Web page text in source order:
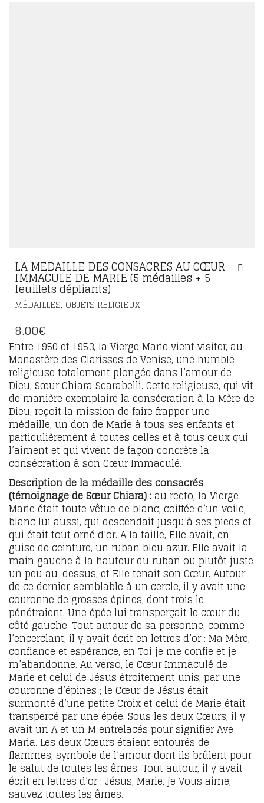
LA MEDAILLE DES CONSACRES AU CŒUR
IMMACULE DE MARIE (5 médailles + 5
feuillets dépliants)
MÉDAILLES, OBJETS RELIGIEUX
8.00€
Entre 1950 et 1953, la Vierge Marie vient visiter, au
Monastère des Clarisses de Venise, une humble
religieuse totalement plongée dans l’amour de
Dieu, Sœur Chiara Scarabelli. Cette religieuse, qui vit
de manière exemplaire la consécration à la Mère de
Dieu, reçoit la mission de faire frapper une
médaille, un don de Marie à tous ses enfants et
particulièrement à toutes celles et à tous ceux qui
l’aiment et qui vivent de façon concrète la
consécration à son Cœur Immaculé.
Description de la médaille des consacrés
(témoignage de Sœur Chiara) : au recto, la Vierge
Marie était toute vêtue de blanc, coiffée d’un voile,
blanc lui aussi, qui descendait jusqu’à ses pieds et
qui était tout orné d’or. A la taille, Elle avait, en
guise de ceinture, un ruban bleu azur. Elle avait la
main gauche à la hauteur du ruban ou plutôt juste
un peu au-dessus, et Elle tenait son Cœur. Autour
de ce dernier, semblable à un cercle, il y avait une
couronne de grosses épines, dont trois le
pénétraient. Une épée lui transperçait le cœur du
côté gauche. Tout autour de sa personne, comme
l’encerclant, il y avait écrit en lettres d’or : Ma Mère,
confiance et espérance, en Toi je me confie et je
m’abandonne. Au verso, le Cœur Immaculé de
Marie et celui de Jésus étroitement unis, par une
couronne d’épines ; le Cœur de Jésus était
surmonté d’une petite Croix et celui de Marie était
transpercé par une épée. Sous les deux Cœurs, il y
avait un A et un M entrelacés pour signifier Ave
Maria. Les deux Cœurs étaient entourés de
flammes, symbole de l’amour dont ils brûlent pour
le salut de toutes les âmes. Tout autour, il y avait
écrit en lettres d’or : Jésus, Marie, je Vous aime,
sauvez toutes les âmes.